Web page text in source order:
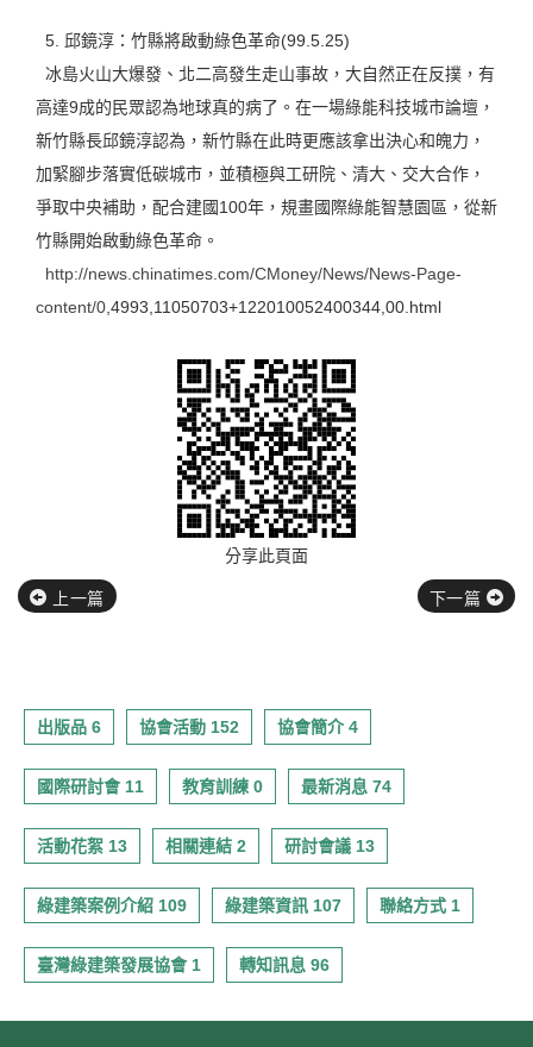
5. 邱鏡淳：竹縣將啟動綠色革命(99.5.25)
冰島火山大爆發、北二高發生走山事故，大自然正在反撲，有
高達9成的民眾認為地球真的病了。在一場綠能科技城市論壇，
新竹縣長邱鏡淳認為，新竹縣在此時更應該拿出決心和魄力，
加緊腳步落實低碳城市，並積極與工研院、清大、交大合作，
爭取中央補助，配合建國100年，規畫國際綠能智慧園區，從新
竹縣開始啟動綠色革命。
http://news.chinatimes.com/CMoney/News/News-Page-
content/0 ,4993,11050703+122010052400344,00.html
分享此頁面
上一篇 下一篇
出版品 6 協會活動 152 協會簡介 4
國際研討會 11 教育訓練 0 最新消息 74
活動花絮 13 相關連結 2 研討會議 13
綠建築案例介紹 109 綠建築資訊 107 聯絡方式 1
臺灣綠建築發展協會 1 轉知訊息 96